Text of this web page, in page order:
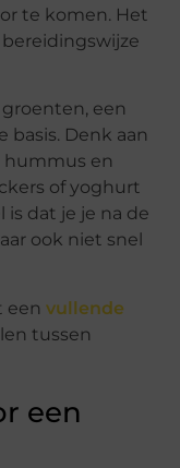
te komen. Het
een
basis. Denk aan
hummus en
of yoghurt
dat je je na de
ook niet snel
eenvullende
tussen
een